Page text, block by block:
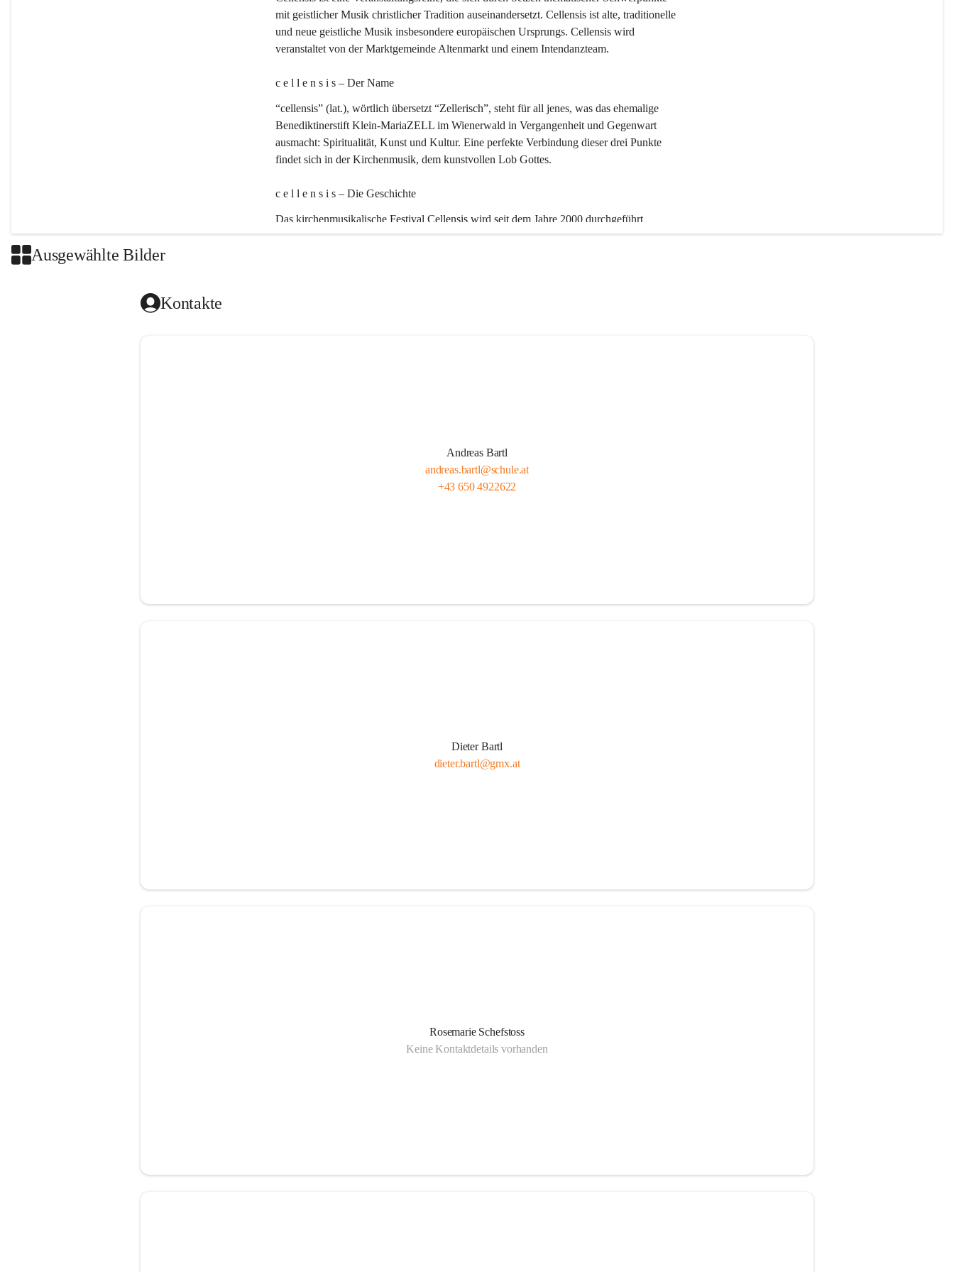
mit geistlicher Musik christlicher Tradition auseinandersetzt. Cellensis ist alte, traditionelle
und neue geistliche Musik insbesondere europäischen Ursprungs. Cellensis wird
veranstaltet von der Marktgemeinde Altenmarkt und einem Intendanzteam.
c e l l e n s i s – Der Name
“cellensis” (lat.), wörtlich übersetzt “Zellerisch”, steht für all jenes, was das ehemalige
Benediktinerstift Klein-MariaZELL im Wienerwald in Vergangenheit und Gegenwart
ausmacht: Spiritualität, Kunst und Kultur. Eine perfekte Verbindung dieser drei Punkte
findet sich in der Kirchenmusik, dem kunstvollen Lob Gottes.
c e l l e n s i s – Die Geschichte
Das kirchenmusikalische Festival Cellensis wird seit dem Jahre 2000 durchgeführt
Ausgewählte Bilder
Kontakte
Andreas Bartl
andreas.bartl@schule.at
+43 650 4922622
Dieter Bartl
dieter.bartl@gmx.at
Rosemarie Schefstoss
Keine Kontaktdetails vorhanden